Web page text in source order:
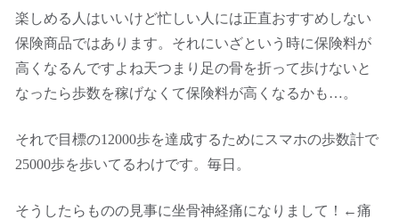
楽しめる人はいいけど忙しい人には正直おすすめしない
保険商品ではあります。それにいざという時に保険料が
高くなるんですよね天つまり足の骨を折って歩けないと
なったら歩数を稼げなくて保険料が高くなるかも…。
それで目標の12000歩を達成するためにスマホの歩数計で
25000歩を歩いてるわけです。毎日。
そうしたらものの見事に坐骨神経痛になりまして！←痛